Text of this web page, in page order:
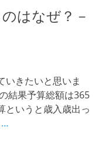
はなぜ？－
きたいと思いま
結果予算総額は365
いうと歳入歳出っ
…